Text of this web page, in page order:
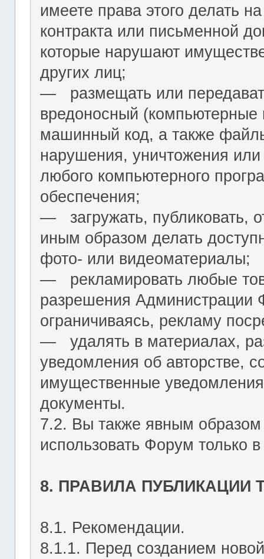
имеете права этого делать
контракта или письменной
которые нарушают
других лиц;
― размещать или
вредоносный
машинный код, а также
нарушения, уничтожения
любого компьютерного
обеспечения;
― загружать, публиковать,
иным образом делать
фото- или видеоматериалы;
― рекламировать любые
разрешения Администрации
ограничиваясь, рекламу
― удалять в материалах,
уведомления об авторстве,
имущественные
документы.
7.2. Вы также явным образом
использовать Форум только
8. ПРАВИЛА
8.1. Рекомендации.
8.1.1. Перед созданием